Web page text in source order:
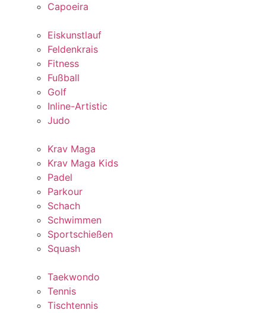
Capoeira
Eiskunstlauf
Feldenkrais
Fitness
Fußball
Golf
Inline-Artistic
Judo
Krav Maga
Krav Maga Kids
Padel
Parkour
Schach
Schwimmen
Sportschießen
Squash
Taekwondo
Tennis
Tischtennis